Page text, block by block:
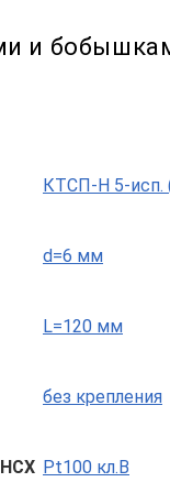
и
КТСП-Н 5-исп.
d=6 мм
L=120 мм
без крепления
НСХ Pt100 кл.B